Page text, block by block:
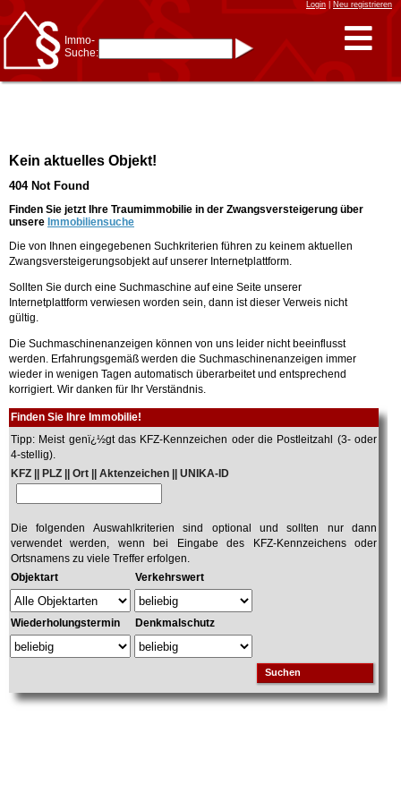
Login| Neu registrieren
Immo-
Suche:
* Suche verfeinern durch
Kombinieren
Frankfurt/Oder
am Main
Immobiliensuche
nach Kreis
nach Amtsgericht
Kein aktuelles Objekt!
404 Not Found
Finden Sie jetzt Ihre Traumimmobilie in der Zwangsversteigerung über
unsere Immobiliensuche
Die von Ihnen eingegebenen Suchkriterien führen zu keinem aktuellen
Zwangsversteigerungsobjekt auf unserer Internetplattform.
Sollten Sie durch eine Suchmaschine auf eine Seite unserer
Internetplattform verwiesen worden sein, dann ist dieser Verweis nicht
gültig.
Die Suchmaschinenanzeigen können von uns leider nicht beeinflusst
werden. Erfahrungsgemäß werden die Suchmaschinenanzeigen immer
wieder in wenigen Tagen automatisch überarbeitet und entsprechend
korrigiert. Wir danken für Ihr Verständnis.
Finden Sie Ihre Immobilie!
Tipp: Meist genï¿½gt das KFZ-Kennzeichen oder die Postleitzahl (3- oder
4-stellig).
KFZ || PLZ || Ort || Aktenzeichen || UNIKA-ID
Die folgenden Auswahlkriterien sind optional und sollten nur dann
verwendet werden, wenn bei Eingabe des KFZ-Kennzeichens oder
Ortsnamens zu viele Treffer erfolgen.
Objektart
Verkehrswert
Wiederholungstermin Denkmalschutz
Suchen